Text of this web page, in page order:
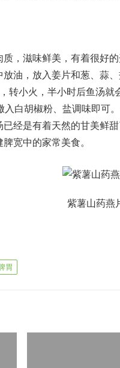
，滋味鲜美，有着很好
油，放入姜片和葱、蒜
转小火，半小时后鱼汤就
白胡椒粉、盐调味即可
经是有着天然的甘美鲜
宽中的家常美食。
紫薯山药燕
胃